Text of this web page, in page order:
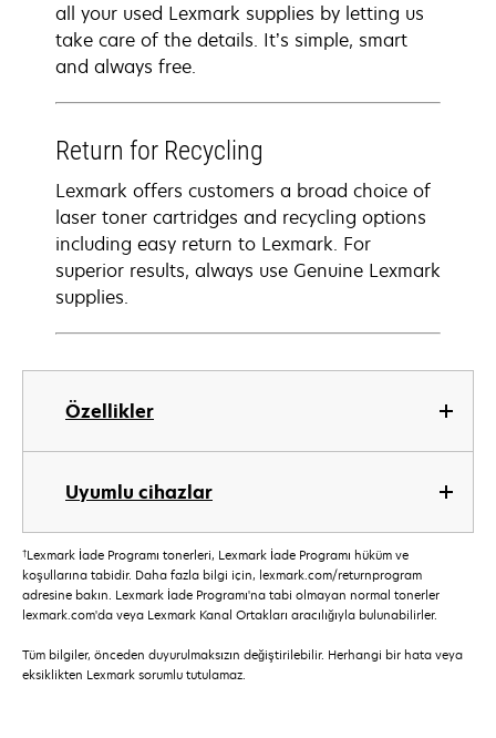
Özellikler
Uyumlu cihazlar
all your used Lexmark supplies by letting us
take care of the details. It’s simple, smart
and always free.
Return for Recycling
Lexmark offers customers a broad choice of
laser toner cartridges and recycling options
including easy return to Lexmark. For
superior results, always use Genuine Lexmark
supplies.
†Lexmark İade Programı tonerleri, Lexmark İade Programı hüküm ve
koşullarına tabidir. Daha fazla bilgi için, lexmark.com/returnprogram
adresine bakın. Lexmark İade Programı'na tabi olmayan normal tonerler
lexmark.com'da veya Lexmark Kanal Ortakları aracılığıyla bulunabilirler.
Tüm bilgiler, önceden duyurulmaksızın değiştirilebilir. Herhangi bir hata veya
eksiklikten Lexmark sorumlu tutulamaz.